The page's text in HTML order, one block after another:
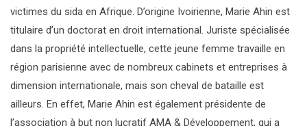
victimes du sida en Afrique. D’origine Ivoirienne, Marie Ahin est
titulaire d’un doctorat en droit international. Juriste spécialisée
dans la propriété intellectuelle, cette jeune femme travaille en
région parisienne avec de nombreux cabinets et entreprises à
dimension internationale, mais son cheval de bataille est
ailleurs. En effet, Marie Ahin est également présidente de
l’association à but non lucratif AMA & Développement, qui a